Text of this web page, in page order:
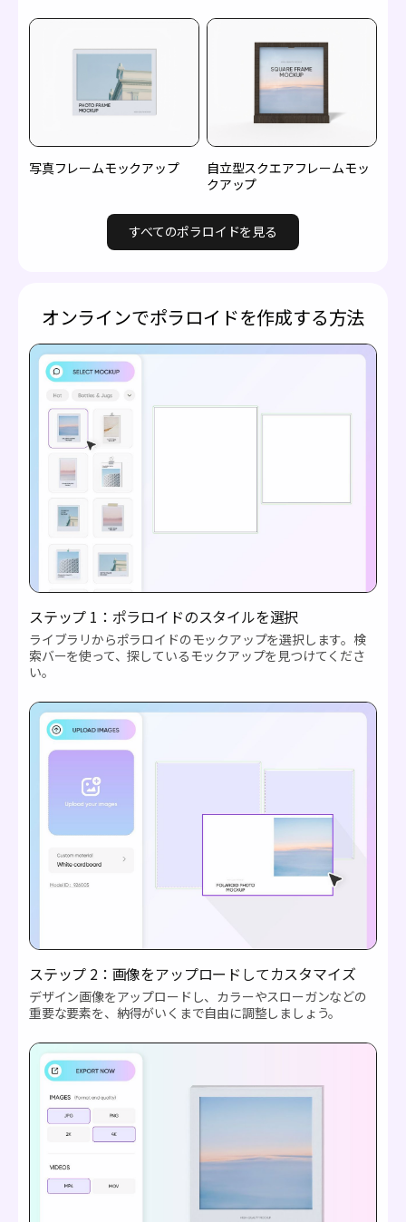
写真フレームモックアップ
自立型スクエアフレームモッ
クアップ
すべてのポラロイドを見る
オンラインでポラロイドを作成する方法
ステップ 1：ポラロイドのスタイルを選択
ライブラリからポラロイドのモックアップを選択します。検
索バーを使って、探しているモックアップを見つけてくださ
い。
ステップ 2：画像をアップロードしてカスタマイズ
デザイン画像をアップロードし、カラーやスローガンなどの
重要な要素を、納得がいくまで自由に調整しましょう。